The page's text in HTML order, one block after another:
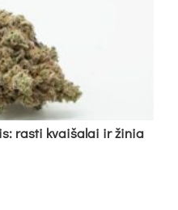
ras­ti kvai­ša­lai ir ži­nia